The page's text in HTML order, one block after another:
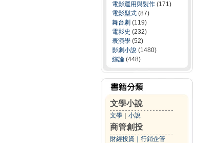
電影運用與製作 (171)
電影型式 (87)
舞台劇 (119)
電影史 (232)
表演學 (52)
影劇小說 (1480)
綜論 (448)
文學小說
文學 小說
商管創投
財經投資 行銷企管